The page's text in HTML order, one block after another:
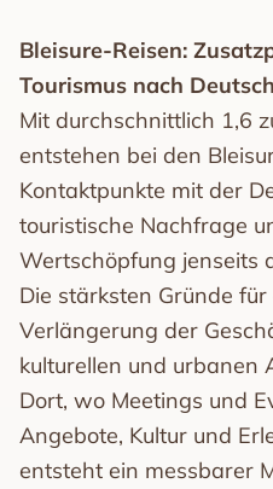
Bleisure-Reisen:
Tourismus nach
Mit durchschnittlich 1,6
entstehen bei den
Kontaktpunkte mit der
touristische Nachfrage
Wertschöpfung jenseits
Die stärksten Gründe
Verlängerung der
kulturellen und urbanen
Dort, wo Meetings und
Angebote, Kultur und
entsteht ein messbarer